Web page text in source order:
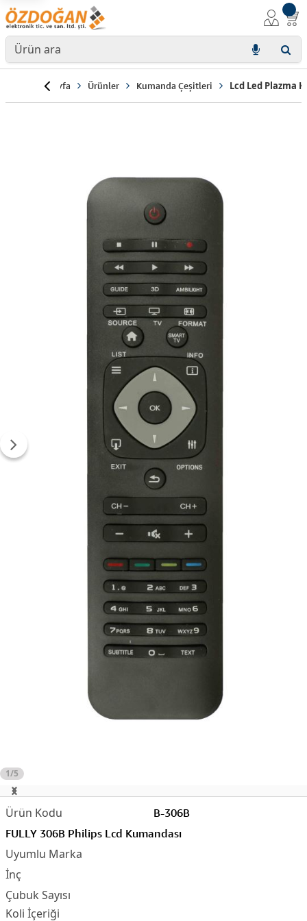
Anasayfa Ürünler Kumanda Çeşitleri Lcd Led Plazma
1/5
B-306B
FULLY 306B Philips Lcd Kumandası